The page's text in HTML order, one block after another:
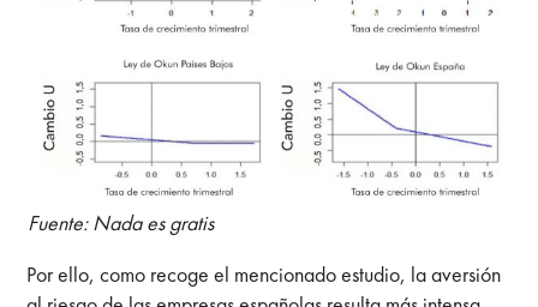
Fuente: Nada es gratis
Por ello, como recoge el mencionado estudio, la aversión